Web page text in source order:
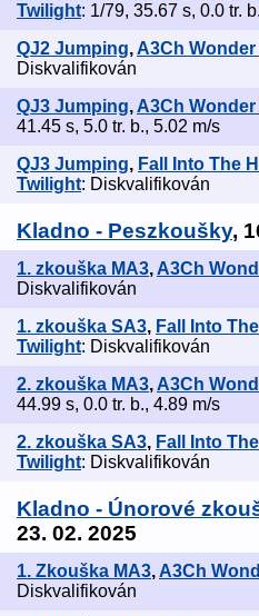
Twilight: 1/79, 35.67 s, 0.0 tr.
QJ2 Jumping,A3Ch
Diskvalifikován
QJ3 Jumping, A3Ch
41.45 s, 5.0 tr. b., 5.02 m/s
QJ3 Jumping, Fall Into The
Twilight: Diskvalifikován
Kladno - Peszkoušky,
1. zkouška MA3, A3Ch
Diskvalifikován
1. zkouška SA3, Fall Into
Twilight: Diskvalifikován
2. zkouška MA3, A3Ch
44.99 s, 0.0 tr. b., 4.89 m/s
2. zkouška SA3, Fall Into
Twilight: Diskvalifikován
Kladno - Únorové
23. 02. 2025
1. Zkouška MA3, A3Ch
Diskvalifikován